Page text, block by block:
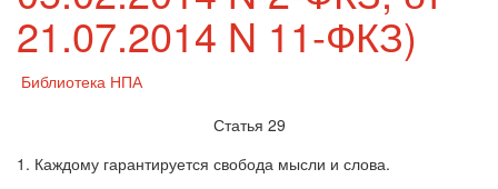
21.07.2014 N 11-ФКЗ)
Библиотека НПА
Статья 29
1. Каждому гарантируется свобода мысли и слова.